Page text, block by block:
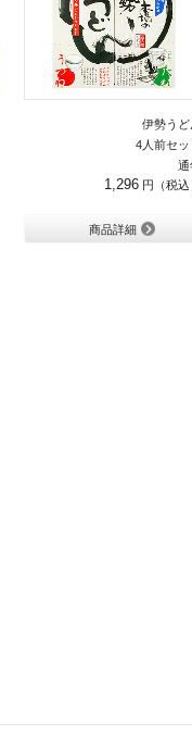
伊勢うど
4人前セッ
通
1,296
商品詳細